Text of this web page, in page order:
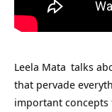
Leela Mata talks
that pervade
important